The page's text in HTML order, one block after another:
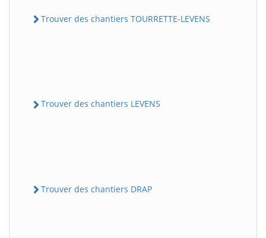
Trouver des chantiers TOURRETTE-LEVENS
Trouver des chantiers LEVENS
Trouver des chantiers DRAP